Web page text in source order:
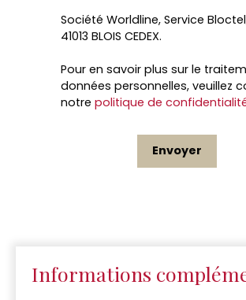
Société Worldline, Service Bloctel,
41013 BLOIS CEDEX.
Pour en savoir plus sur le
données personnelles, veuillez
notre politique de
Envoyer
Informations